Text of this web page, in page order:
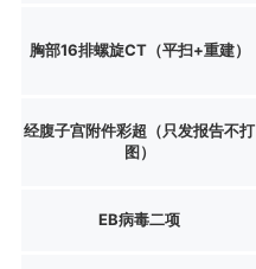
胸部16排螺旋CT（平扫+重建）
经腹子宫附件彩超（只发报告不打
图）
EB病毒二项